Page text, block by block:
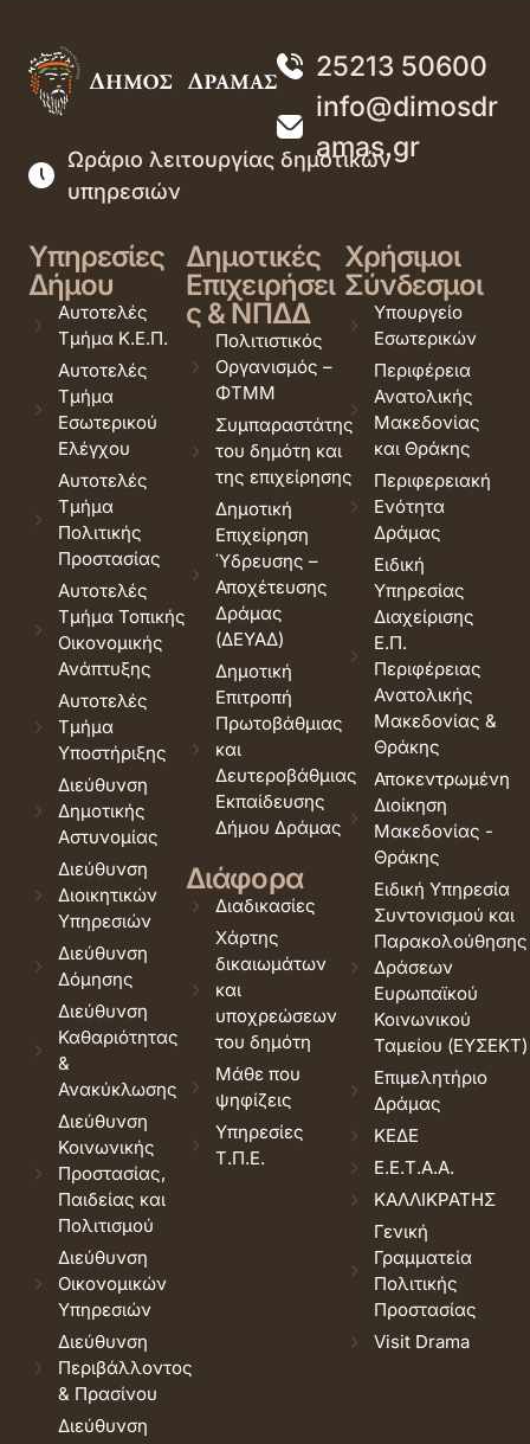
25213 50600
info@dimosdr
amas.gr
Ωράριο λειτουργίας δημοτικών
υπηρεσιών
Υπηρεσίες
Δήμου
Αυτοτελές
Τμήμα Κ.Ε.Π.
Αυτοτελές
Τμήμα
Εσωτερικού
Ελέγχου
Αυτοτελές
Τμήμα
Πολιτικής
Προστασίας
Αυτοτελές
Τμήμα Τοπικής
Οικονομικής
Ανάπτυξης
Αυτοτελές
Τμήμα
Υποστήριξης
Διεύθυνση
Δημοτικής
Αστυνομίας
Διεύθυνση
Διοικητικών
Υπηρεσιών
Διεύθυνση
Δόμησης
Διεύθυνση
Καθαριότητας
&
Ανακύκλωσης
Διεύθυνση
Κοινωνικής
Προστασίας,
Παιδείας και
Πολιτισμού
Διεύθυνση
Οικονομικών
Υπηρεσιών
Διεύθυνση
Περιβάλλοντος
& Πρασίνου
Διεύθυνση
Δημοτικές
Επιχειρήσει
ς & ΝΠΔΔ
Πολιτιστικός
Οργανισμός –
ΦΤΜΜ
Συμπαραστάτης
του δημότη και
της επιχείρησης
Δημοτική
Επιχείρηση
Ύδρευσης –
Αποχέτευσης
Δράμας
(ΔΕΥΑΔ)
Δημοτική
Επιτροπή
Πρωτοβάθμιας
και
Δευτεροβάθμιας
Εκπαίδευσης
Δήμου Δράμας
Διάφορα
Διαδικασίες
Χάρτης
δικαιωμάτων
και
υποχρεώσεων
του δημότη
Μάθε που
ψηφίζεις
Υπηρεσίες
Τ.Π.Ε.
Χρήσιμοι
Σύνδεσμοι
Υπουργείο
Εσωτερικών
Περιφέρεια
Ανατολικής
Μακεδονίας
και Θράκης
Περιφερειακή
Ενότητα
Δράμας
Ειδική
Υπηρεσίας
Διαχείρισης
Ε.Π.
Περιφέρειας
Ανατολικής
Μακεδονίας &
Θράκης
Αποκεντρωμένη
Διοίκηση
Μακεδονίας -
Θράκης
Ειδική Υπηρεσία
Συντονισμού και
Παρακολούθησης
Δράσεων
Ευρωπαϊκού
Κοινωνικού
Ταμείου (ΕΥΣΕΚΤ)
Επιμελητήριο
Δράμας
ΚΕΔΕ
Ε.Ε.Τ.Α.Α.
ΚΑΛΛΙΚΡΑΤΗΣ
Γενική
Γραμματεία
Πολιτικής
Προστασίας
Visit Drama